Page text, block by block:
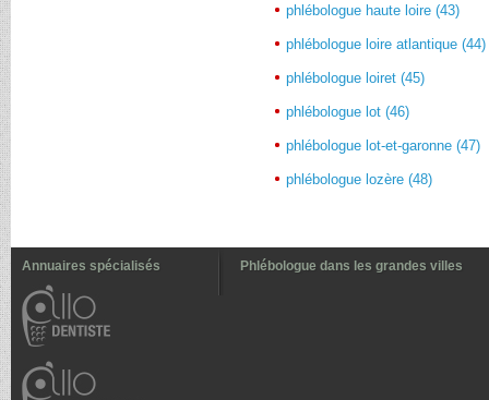
phlébologue haute loire (43)
phlébologue loire atlantique (44)
phlébologue loiret (45)
phlébologue lot (46)
phlébologue lot-et-garonne (47)
phlébologue lozère (48)
Annuaires spécialisés Phlébologue dans les grandes villes